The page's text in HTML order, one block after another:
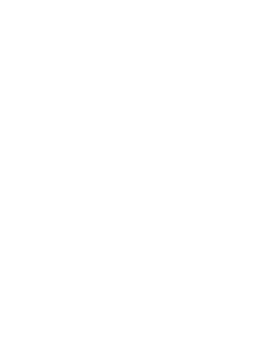
responsabilidad
en cuanto arte del
en cambio, a
a la participación; del
por sostener la propia
activamente por la
entonces a la sociedad
e instituciones,
contentemos con el solo
de elegir a nuestras
también para que
mejor de cada uno para